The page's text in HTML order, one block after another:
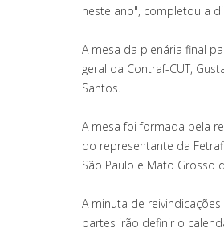
neste ano", completou a
A mesa da plenária final
geral da Contraf-CUT,
Santos.
A mesa foi formada pela
do representante da
São Paulo e Mato Grosso
A minuta de
partes irão definir o